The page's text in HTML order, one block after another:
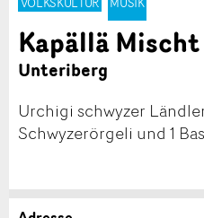
Kapällä
Unteriberg
Urchigi schwyzer
Schwyzerörgeli und 1